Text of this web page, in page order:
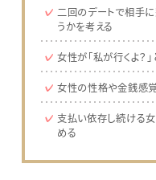
二回のデートで相手
うかを考える
女性が「私が行くよ？
女性の性格や金銭感
支払い依存し続ける
める